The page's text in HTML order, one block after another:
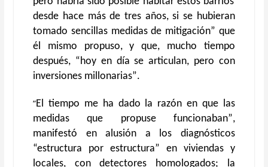
desde hace más de tres años, si se hubieran
tomado sencillas medidas de mitigación” que
él mismo propuso, y que, mucho tiempo
después, “hoy en día se articulan, pero con
inversiones millonarias”.
“El tiempo me ha dado la razón en que las
medidas que propuse funcionaban”,
manifestó en alusión a los diagnósticos
“estructura por estructura” en viviendas y
locales, con detectores homologados; la